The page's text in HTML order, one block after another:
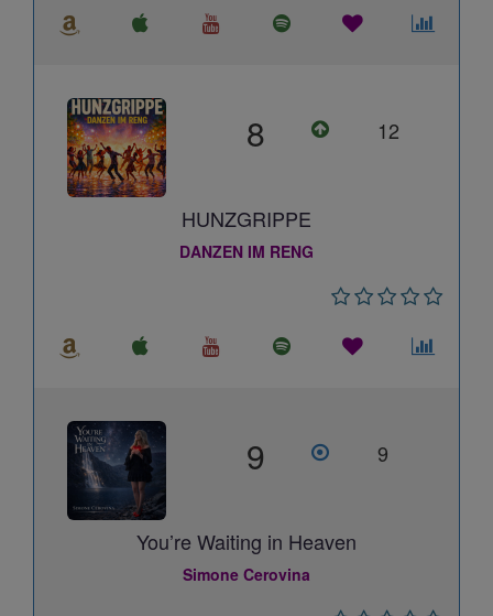
8 12
HUNZGRIPPE
DANZEN IM RENG
9 9
You’re Waiting in Heaven
Simone Cerovina